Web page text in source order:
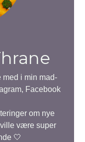
med i min mad-
Facebook
om nye
være super
🤍